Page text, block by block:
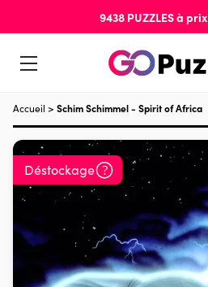
9438 PUZZLESà prix
Accueil > Schim Schimmel - Spirit of Africa
Déstockage